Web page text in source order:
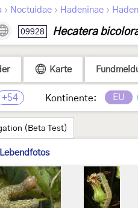
› Noctuidae › Hadeninae ›
09928 Hecatera
Karte
+54 Kontinente: EU
(Beta Test)
Lebendfotos